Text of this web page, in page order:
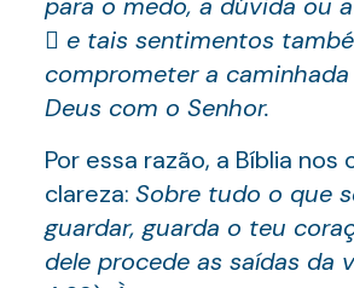
 e tais sentimentos
comprometer a
Deus com o Senhor.
Por essa razão, a Bíblia nos
clareza: Sobre tudo o que
guardar, guarda o teu
dele procede as saídas da